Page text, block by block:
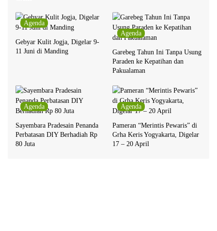
Agenda
Gebyar Kulit Jogja, Digelar 9-
11 Juni di Manding
Agenda
Garebeg Tahun Ini Tanpa Usung
Paraden ke Kepatihan dan
Pakualaman
Agenda
Sayembara Pradesain Penanda
Perbatasan DIY Berhadiah Rp
80 Juta
Agenda
Pameran “Merintis Pewaris” di
Grha Keris Yogyakarta, Digelar
17 – 20 April